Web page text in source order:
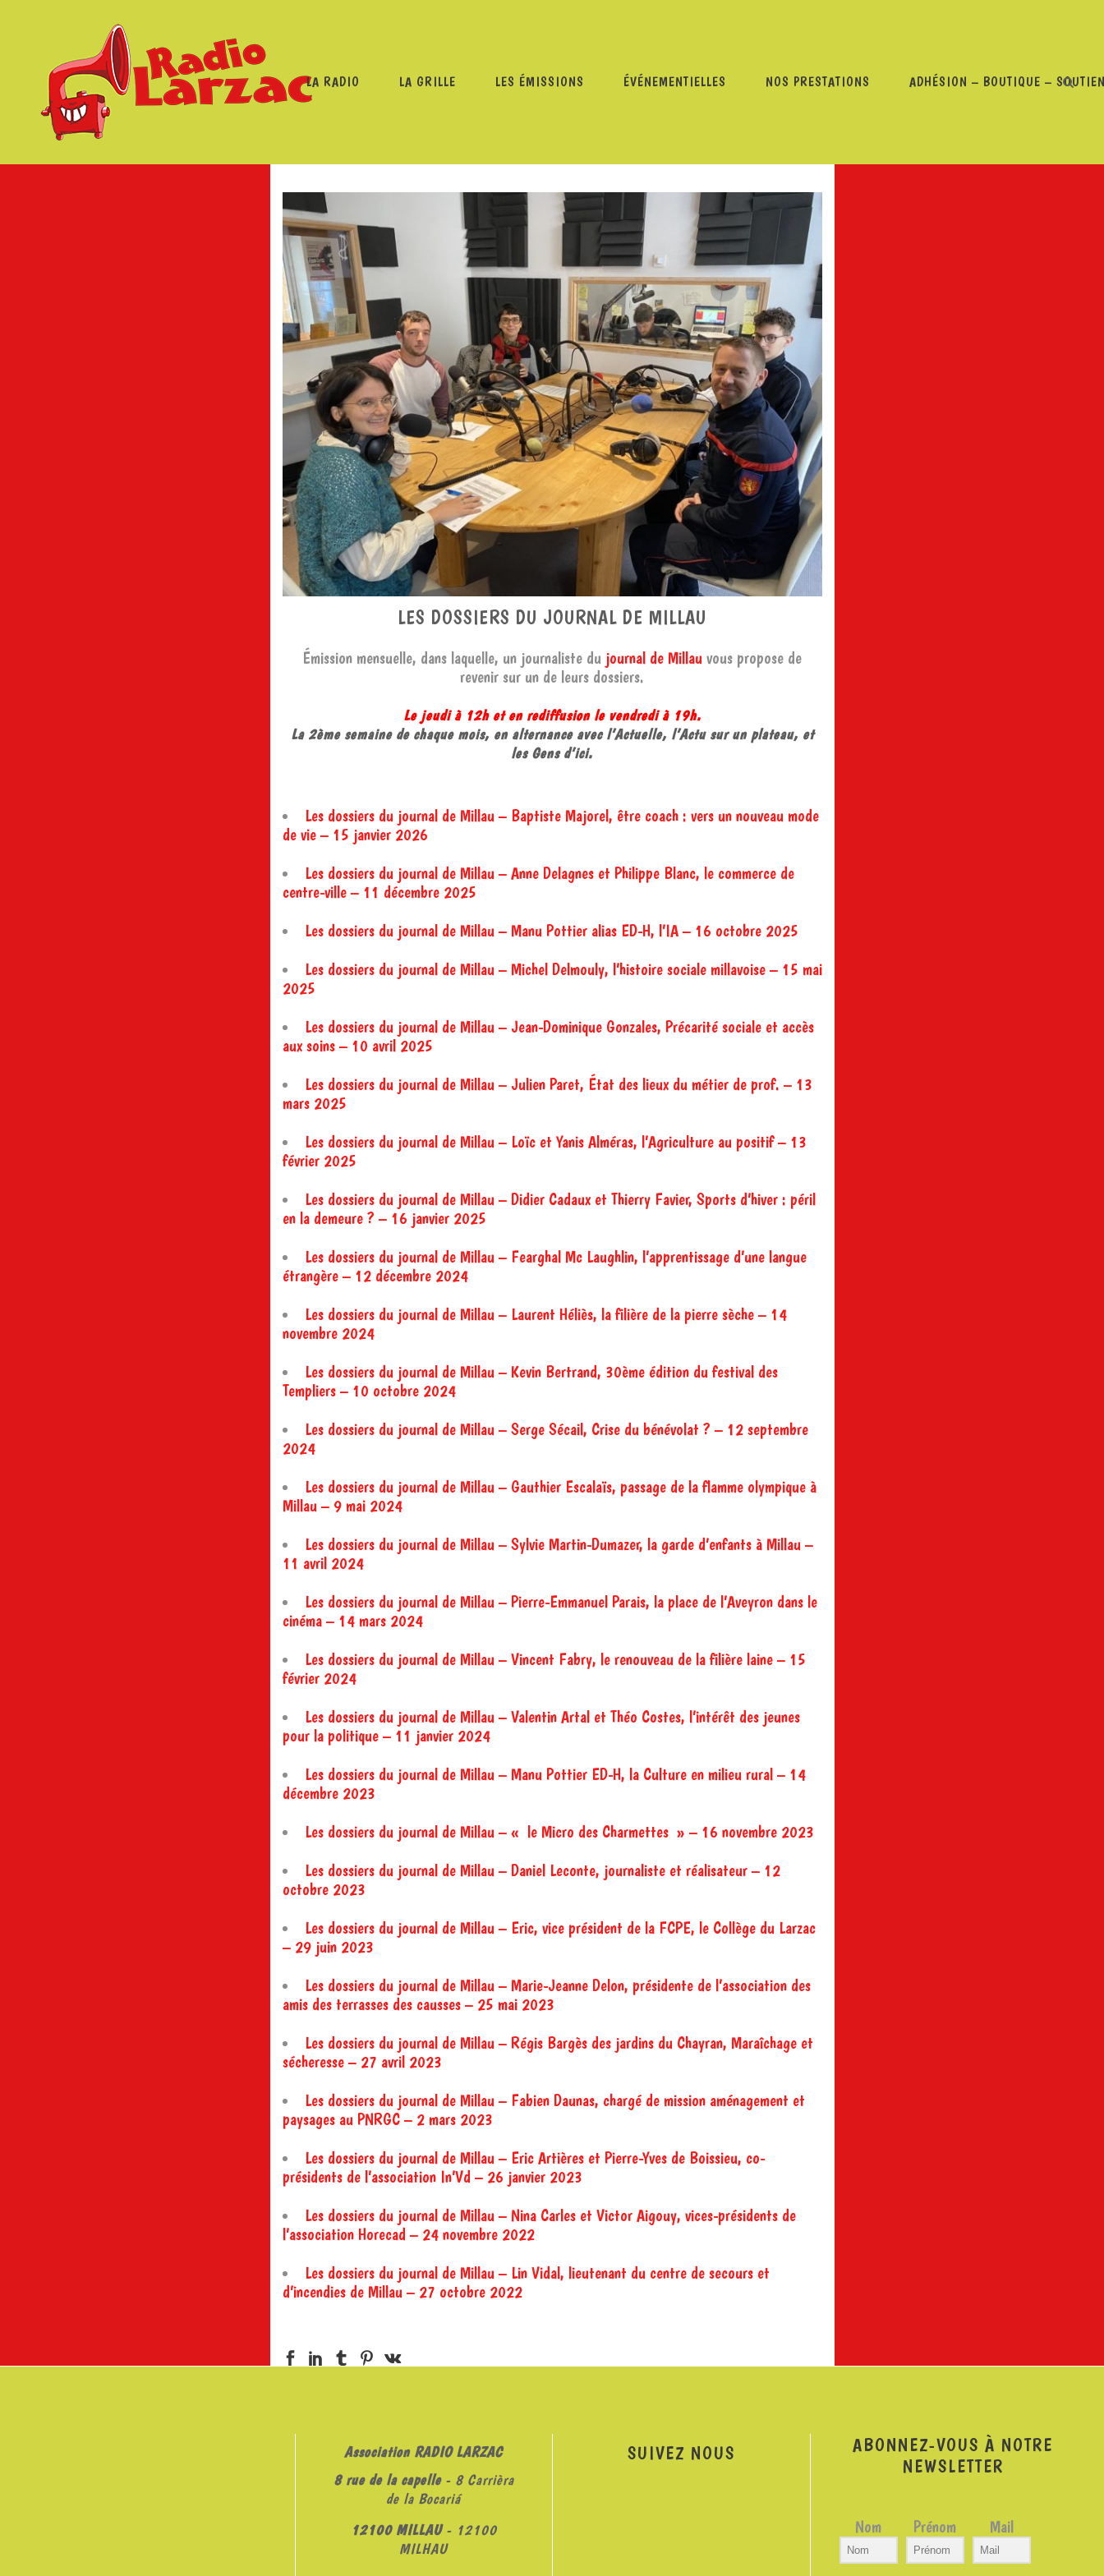
LA RADIO LA GRILLE LES ÉMISSIONS ÉVÉNEMENTIELLES NOS PRESTATIONS ADHÉSION – BOUTIQUE –
LES DOSSIERS DU JOURNAL DE MILLAU
Émission mensuelle, dans laquelle, un journaliste du journal de Millau vous propose de
revenir sur un de leurs dossiers.
Le jeudi à 12h et en rediffusion le vendredi à 19h.
La 2ème semaine de chaque mois, en alternance avecl’Actuelle, l’Actu sur un plateau, et
les Gens d’ici.
Les dossiers du journal de Millau – Baptiste Majorel, être coach : vers un nouveau mode
de vie – 15 janvier 2026
Les dossiers du journal de Millau – Anne Delagnes et Philippe Blanc, le commerce de
centre-ville – 11 décembre 2025
Les dossiers du journal de Millau – Manu Pottier alias ED-H, l’IA – 16 octobre 2025
Les dossiers du journal de Millau – Michel Delmouly, l’histoire sociale millavoise – 15 mai
2025
Les dossiers du journal de Millau – Jean-Dominique Gonzales, Précarité sociale et accès
aux soins – 10 avril 2025
Les dossiers du journal de Millau – Julien Paret, État des lieux du métier de prof. – 13
mars 2025
Les dossiers du journal de Millau – Loïc et Yanis Alméras, l’Agriculture au positif – 13
février 2025
Les dossiers du journal de Millau – Didier Cadaux et Thierry Favier, Sports d’hiver : péril
en la demeure ? – 16 janvier 2025
Les dossiers du journal de Millau – Fearghal Mc Laughlin, l’apprentissage d’une langue
étrangère – 12 décembre 2024
Les dossiers du journal de Millau – Laurent Héliès, la filière de la pierre sèche – 14
novembre 2024
Les dossiers du journal de Millau – Kevin Bertrand, 30ème édition du festival des
Templiers – 10 octobre 2024
Les dossiers du journal de Millau – Serge Sécail, Crise du bénévolat ? – 12 septembre
2024
Les dossiers du journal de Millau – Gauthier Escalaïs, passage de la flamme olympique à
Millau – 9 mai 2024
Les dossiers du journal de Millau – Sylvie Martin-Dumazer, la garde d’enfants à Millau –
11 avril 2024
Les dossiers du journal de Millau – Pierre-Emmanuel Parais, la place de l’Aveyron dans le
cinéma – 14 mars 2024
Les dossiers du journal de Millau – Vincent Fabry, le renouveau de la filière laine – 15
février 2024
Les dossiers du journal de Millau – Valentin Artal et Théo Costes, l’intérêt des jeunes
pour la politique – 11 janvier 2024
Les dossiers du journal de Millau – Manu Pottier ED-H, la Culture en milieu rural – 14
décembre 2023
Les dossiers du journal de Millau – « le Micro des Charmettes » – 16 novembre 2023
Les dossiers du journal de Millau – Daniel Leconte, journaliste et réalisateur – 12
octobre 2023
Les dossiers du journal de Millau – Eric, vice président de la FCPE, le Collège du Larzac
– 29 juin 2023
Les dossiers du journal de Millau – Marie-Jeanne Delon, présidente de l’association des
amis des terrasses des causses – 25 mai 2023
Les dossiers du journal de Millau – Régis Bargès des jardins du Chayran, Maraîchage et
sécheresse – 27 avril 2023
Les dossiers du journal de Millau – Fabien Daunas, chargé de mission aménagement et
paysages au PNRGC – 2 mars 2023
Les dossiers du journal de Millau – Eric Artières et Pierre-Yves de Boissieu, co-
présidents de l’association In’Vd – 26 janvier 2023
Les dossiers du journal de Millau – Nina Carles et Victor Aigouy, vices-présidents de
l’association Horecad – 24 novembre 2022
Les dossiers du journal de Millau – Lin Vidal, lieutenant du centre de secours et
d’incendies de Millau – 27 octobre 2022
Association RADIO LARZAC
8 rue de la capelle- 8 Carrièra
de la Bocariá
12100 MILLAU- 12100
MILHAU
SUIVEZ NOUS
ABONNEZ-VOUS À NOTRE
NEWSLETTER
Nom Prénom Mail